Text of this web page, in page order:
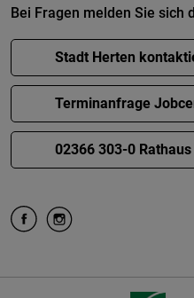
Bei Fragen melden Sie sich
Stadt Herten
Terminanfrage
02366 303-0